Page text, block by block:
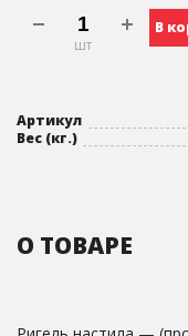
шт
В
Артикул
Вес (кг.)
О ТОВАРЕ